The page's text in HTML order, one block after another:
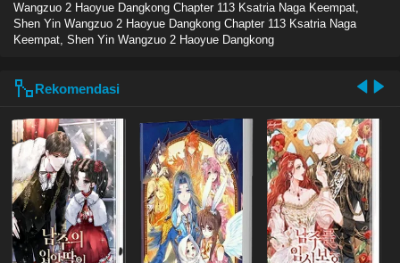
Wangzuo 2 Haoyue Dangkong Chapter 113 Ksatria Naga Keempat,
Shen Yin Wangzuo 2 Haoyue Dangkong Chapter 113 Ksatria Naga
Keempat, Shen Yin Wangzuo 2 Haoyue Dangkong
Rekomendasi